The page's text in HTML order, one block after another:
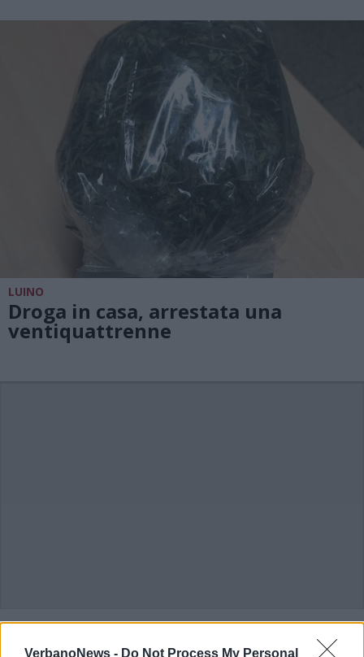
VerbanoNews - Do Not Process My Personal
LUINO
Droga in casa, arrestata una
ventiquattrenne